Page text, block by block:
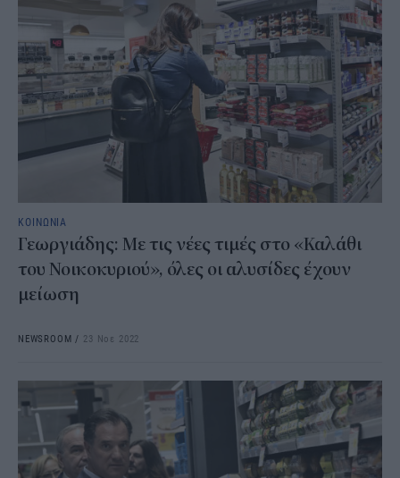
ΚΟΙΝΩΝΙΑ
Γεωργιάδης: Με τις νέες τιμές στο «Καλάθι
του Νοικοκυριού», όλες οι αλυσίδες έχουν
μείωση
NEWSROOM / 23 Νοε 2022